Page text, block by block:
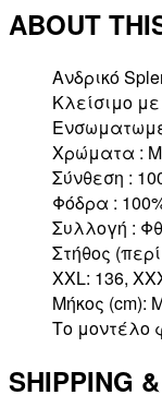
ποσότητα
ABOUT
Ανδρικό
Κλείσιμο
Χρώματα :
Σύνθεση :
Φόδρα :
Συλλογή :
Στήθος
XXL: 136,
Μήκος (cm):
Το μοντέλο
SHIPPING